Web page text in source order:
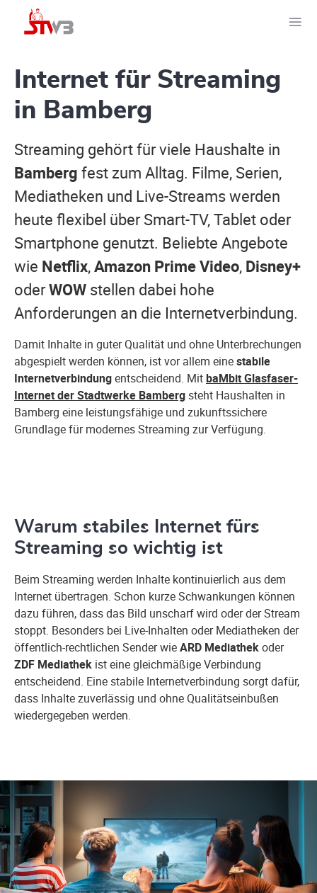
Internet für Streaming
in Bamberg
Streaming gehört für viele Haushalte in
Bamberg fest zum Alltag. Filme, Serien,
Mediatheken und Live-Streams werden
heute flexibel über Smart-TV, Tablet oder
Smartphone genutzt. Beliebte Angebote
wie Netflix,Amazon Prime Video, Disney+
oderWOW stellen dabei hohe
Anforderungen an die Internetverbindung.
Damit Inhalte in guter Qualität und ohne Unterbrechungen
abgespielt werden können, ist vor allem einestabile
Internetverbindungentscheidend. MitbaMbit Glasfaser-
Internet der Stadtwerke Bambergsteht Haushalten in
Bamberg eine leistungsfähige und zukunftssichere
Grundlage für modernes Streaming zur Verfügung.
Warum stabiles Internet fürs
Streaming so wichtig ist
Beim Streaming werden Inhalte kontinuierlich aus dem
Internet übertragen. Schon kurze Schwankungen können
dazu führen, dass das Bild unscharf wird oder der Stream
stoppt. Besonders bei Live-Inhalten oder Mediatheken der
öffentlich-rechtlichen Sender wieARD Mediathekoder
ZDF Mediathek ist eine gleichmäßige Verbindung
entscheidend. Eine stabile Internetverbindung sorgt dafür,
dass Inhalte zuverlässig und ohne Qualitätseinbußen
wiedergegeben werden.